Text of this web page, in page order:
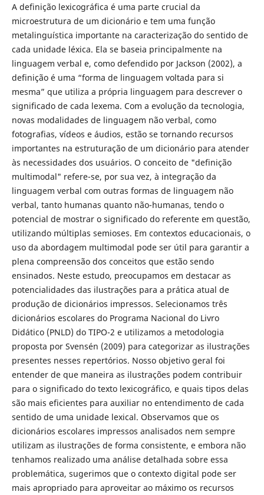
A definição lexicográfica é uma parte crucial da
microestrutura de um dicionário e tem uma função
metalinguística importante na caracterização do sentido de
cada unidade léxica. Ela se baseia principalmente na
linguagem verbal e, como defendido por Jackson (2002), a
definição é uma “forma de linguagem voltada para si
mesma” que utiliza a própria linguagem para descrever o
significado de cada lexema. Com a evolução da tecnologia,
novas modalidades de linguagem não verbal, como
fotografias, vídeos e áudios, estão se tornando recursos
importantes na estruturação de um dicionário para atender
às necessidades dos usuários. O conceito de "definição
multimodal" refere-se, por sua vez, à integração da
linguagem verbal com outras formas de linguagem não
verbal, tanto humanas quanto não-humanas, tendo o
potencial de mostrar o significado do referente em questão,
utilizando múltiplas semioses. Em contextos educacionais, o
uso da abordagem multimodal pode ser útil para garantir a
plena compreensão dos conceitos que estão sendo
ensinados. Neste estudo, preocupamos em destacar as
potencialidades das ilustrações para a prática atual de
produção de dicionários impressos. Selecionamos três
dicionários escolares do Programa Nacional do Livro
Didático (PNLD) do TIPO-2 e utilizamos a metodologia
proposta por Svensén (2009) para categorizar as ilustrações
presentes nesses repertórios. Nosso objetivo geral foi
entender de que maneira as ilustrações podem contribuir
para o significado do texto lexicográfico, e quais tipos delas
são mais eficientes para auxiliar no entendimento de cada
sentido de uma unidade lexical. Observamos que os
dicionários escolares impressos analisados nem sempre
utilizam as ilustrações de forma consistente, e embora não
tenhamos realizado uma análise detalhada sobre essa
problemática, sugerimos que o contexto digital pode ser
mais apropriado para aproveitar ao máximo os recursos